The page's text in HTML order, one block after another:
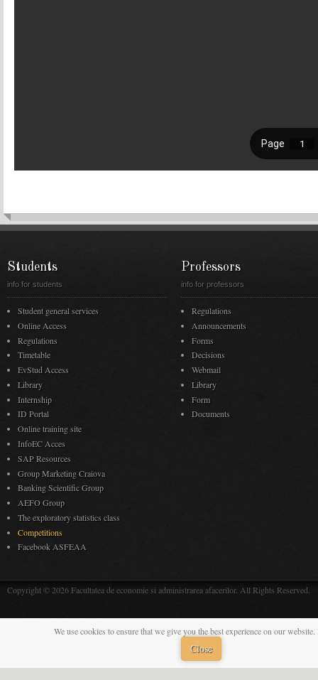
Students
info for students
Student general services
Online Access
Regulations
Timetable
EvStud Access
Library
Internship
ID Portal
Online training site
InfoEC Acces
SAP Resources
Group Marketing Craiova
Banking Scientific Group
AEFO Group
The exploratory statistics class
Competitions
Facebook ASFEAA
Professors
info for professors
Regulations
Announcements
Forms
Decisions
Webmail
Library
Form
Documents
Copyright © 2026 Facultatea de economie si administrarea afacerilor. All Rights Reserved.
We use cookies to ensure that we give you the best experience on our
Close